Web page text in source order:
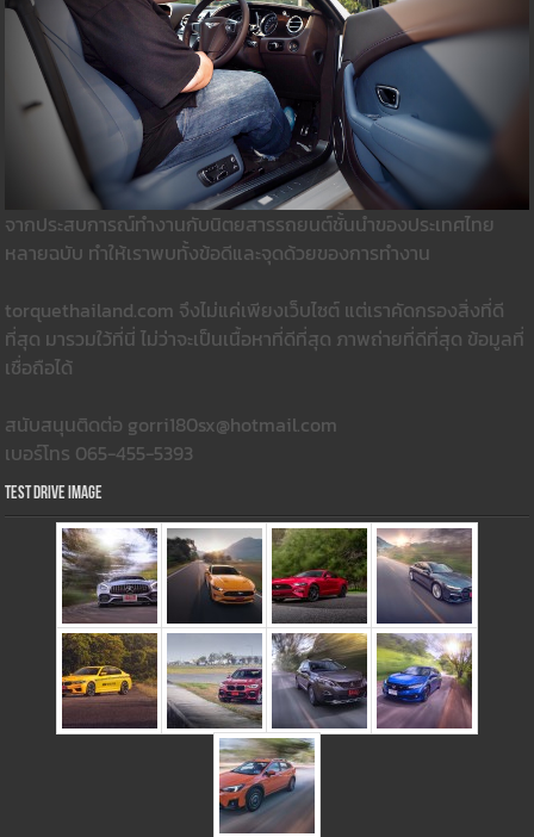
จากประสบการณ์ทำงานกับนิตยสารรถยนต์ชั้นนำของประเทศไทย
หลายฉบับ ทำให้เราพบทั้งข้อดีและจุดด้วยของการทำงาน
torquethailand.com จึงไม่แค่เพียงเว็บไซต์ แต่เราคัดกรองสิ่งที่ดี
ที่สุด มารวมใว้ที่นี่ ไม่ว่าจะเป็นเนื้อหาที่ดีที่สุด ภาพถ่ายที่ดีที่สุด ข้อมูลที่
เชื่อถือได้
สนับสนุนติดต่อ gorri180sx@hotmail.com
เบอร์โทร 065-455-5393
Test Drive Image